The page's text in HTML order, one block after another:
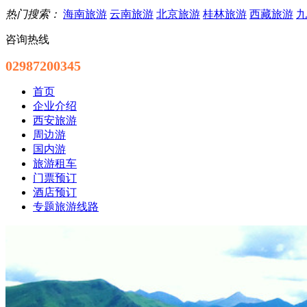
热门搜索： 海南旅游 云南旅游 北京旅游 桂林旅游 西藏旅游
咨询热线
02987200345
首页
企业介绍
西安旅游
周边游
国内游
旅游租车
门票预订
酒店预订
专题旅游线路